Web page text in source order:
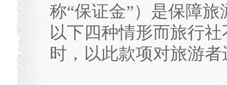
称“保证金”）是保障
以下四种情形而旅行
时，以此款项对旅游